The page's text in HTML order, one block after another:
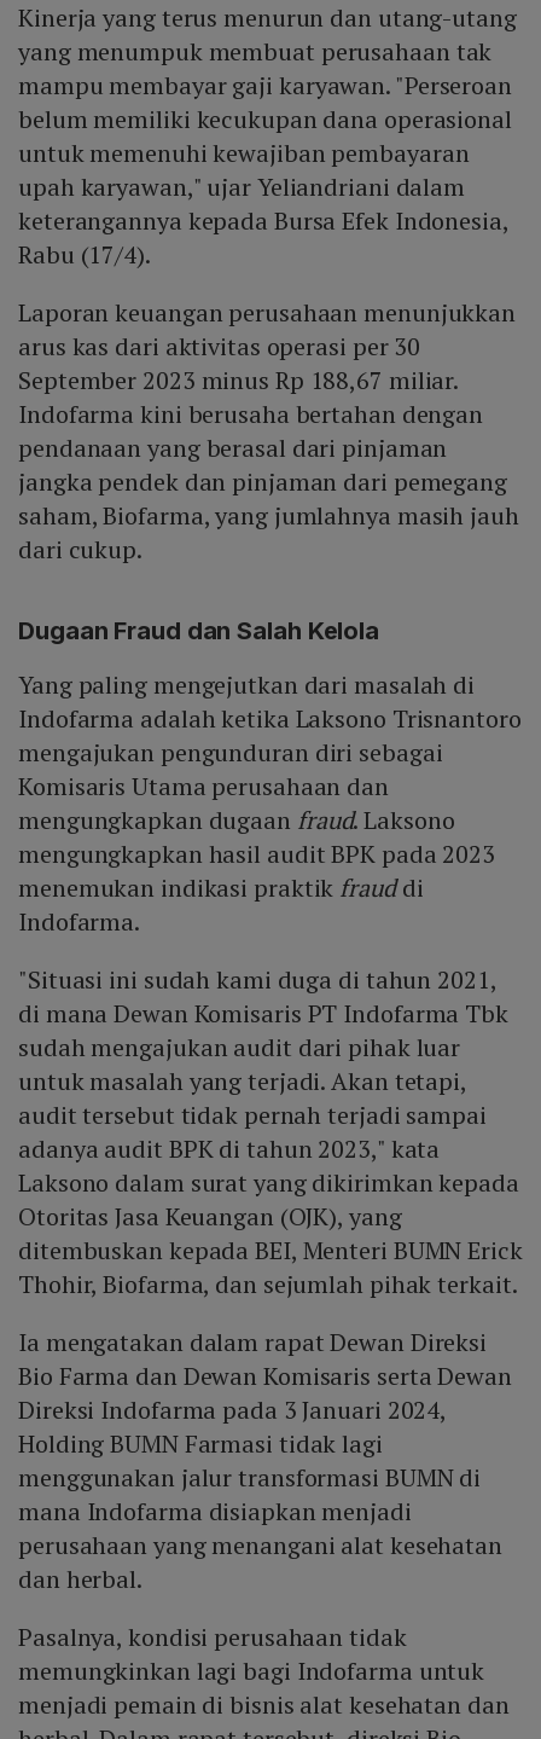
Kinerja yang terus menurun dan utang-utang
yang menumpuk membuat perusahaan tak
mampu membayar gaji karyawan. "Perseroan
belum memiliki kecukupan dana operasional
untuk memenuhi kewajiban pembayaran
upah karyawan," ujar Yeliandriani dalam
keterangannya kepada Bursa Efek Indonesia,
Rabu (17/4).
Laporan keuangan perusahaan menunjukkan
arus kas dari aktivitas operasi per 30
September 2023 minus Rp 188,67 miliar.
Indofarma kini berusaha bertahan dengan
pendanaan yang berasal dari pinjaman
jangka pendek dan pinjaman dari pemegang
saham, Biofarma, yang jumlahnya masih jauh
dari cukup.
Dugaan Fraud dan Salah Kelola
Yang paling mengejutkan dari masalah di
Indofarma adalah ketika Laksono Trisnantoro
mengajukan pengunduran diri sebagai
Komisaris Utama perusahaan dan
mengungkapkan dugaan fraud. Laksono
mengungkapkan hasil audit BPK pada 2023
menemukan indikasi praktik frauddi
Indofarma.
"Situasi ini sudah kami duga di tahun 2021,
di mana Dewan Komisaris PT Indofarma Tbk
sudah mengajukan audit dari pihak luar
untuk masalah yang terjadi. Akan tetapi,
audit tersebut tidak pernah terjadi sampai
adanya audit BPK di tahun 2023," kata
Laksono dalam surat yang dikirimkan kepada
Otoritas Jasa Keuangan (OJK), yang
ditembuskan kepada BEI, Menteri BUMN Erick
Thohir, Biofarma, dan sejumlah pihak terkait.
Ia mengatakan dalam rapat Dewan Direksi
Bio Farma dan Dewan Komisaris serta Dewan
Direksi Indofarma pada 3 Januari 2024,
Holding BUMN Farmasi tidak lagi
menggunakan jalur transformasi BUMN di
mana Indofarma disiapkan menjadi
perusahaan yang menangani alat kesehatan
dan herbal.
Pasalnya, kondisi perusahaan tidak
memungkinkan lagi bagi Indofarma untuk
menjadi pemain di bisnis alat kesehatan dan